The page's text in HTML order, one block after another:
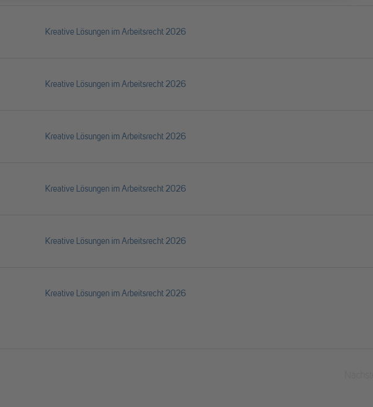
Kreative Lösungen im Arbeitsrecht 2026
Kreative Lösungen im Arbeitsrecht 2026
Kreative Lösungen im Arbeitsrecht 2026
Kreative Lösungen im Arbeitsrecht 2026
Kreative Lösungen im Arbeitsrecht 2026
Kreative Lösungen im Arbeitsrecht 2026